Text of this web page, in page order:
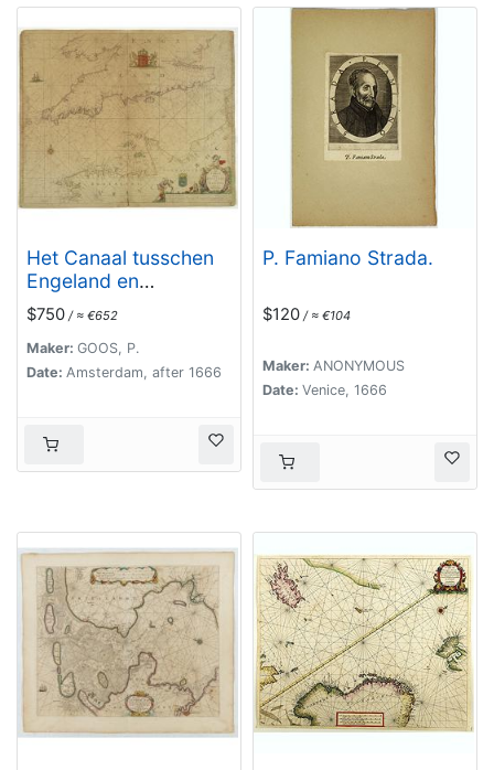
Het Canaal tusschen
Engeland en
Vranciick.
$750 / ≈ €652
Maker: GOOS, P.
Date: Amsterdam, after 1666
P. Famiano Strada.
$120 / ≈ €104
Maker: ANONYMOUS
Date: Venice, 1666